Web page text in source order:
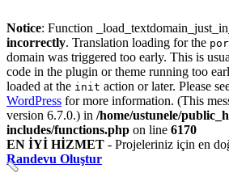
Notice: Function
incorrectly. Translation loading for the
domain was triggered too early. This is
code in the plugin or theme running too
loaded at the init action or later. Please
WordPress for more information. (This
version 6.7.0.) in /home/ustunele/
includes/functions.php on line 6170
EN İYİ HİZMET - Projeleriniz için en
Randevu Oluştur